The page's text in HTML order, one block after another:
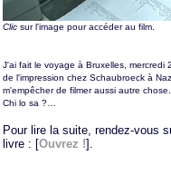
Clic sur l'image pour accéder au film.
J'ai fait le voyage à Bruxelles,
de l'impression chez Schaubroeck à
m'empêcher de filmer aussi autre
Chi lo sa ?…
Pour lire la suite, rendez-vous
livre : [Ouvrez !].